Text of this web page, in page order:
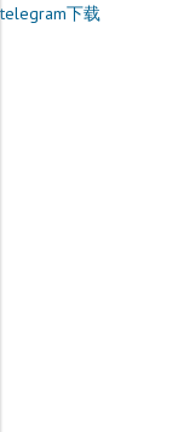
telegram下载